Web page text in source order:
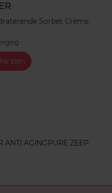
Sorbet Crème
zien
ANTI AGINGPURE ZEEP